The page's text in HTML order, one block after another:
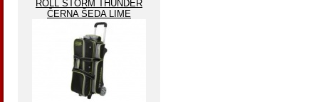
ROLL STORM THUNDER
ČERNA ŠEDA LIME